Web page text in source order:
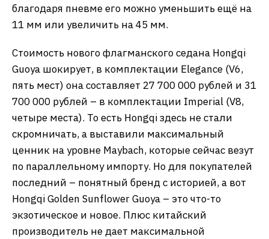
благодаря пневме его можно уменьшить ещё на
11 мм или увеличить на 45 мм.
Стоимость нового флагманского седана Hongqi
Guoya шокирует, в комплектации Elegance (V6,
пять мест) она составляет 27 700 000 рублей и 31
700 000 рублей – в комплектации Imperial (V8,
четыре места). То есть Hongqi здесь не стали
скромничать, а выставили максимальный
ценник на уровне Maybach, которые сейчас везут
по параллельному импорту. Но для покупателей
последний – понятный бренд с историей, а вот
Hongqi Golden Sunflower Guoya – это что-то
экзотическое и новое. Плюс китайский
производитель не дает максимальной